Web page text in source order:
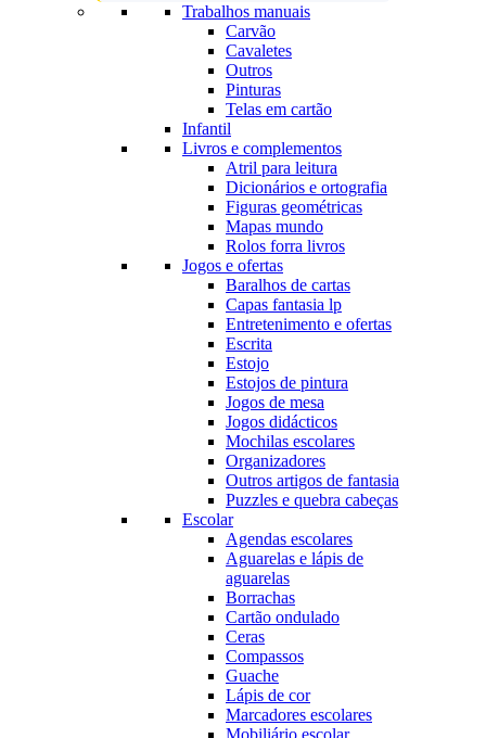
Trabalhos manuais
Carvão
Cavaletes
Outros
Pinturas
Telas em cartão
Infantil
Livros e complementos
Atril para leitura
Dicionários e ortografia
Figuras geométricas
Mapas mundo
Rolos forra livros
Jogos e ofertas
Baralhos de cartas
Capas fantasia lp
Entretenimento e ofertas
Escrita
Estojo
Estojos de pintura
Jogos de mesa
Jogos didácticos
Mochilas escolares
Organizadores
Outros artigos de fantasia
Puzzles e quebra cabeças
Escolar
Agendas escolares
Aguarelas e lápis de
aguarelas
Borrachas
Cartão ondulado
Ceras
Compassos
Guache
Lápis de cor
Marcadores escolares
Mobiliário escolar